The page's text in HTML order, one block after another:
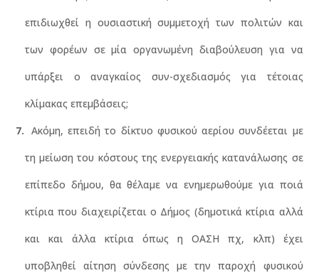
επιδιωχθεί η ουσιαστική συμμετοχή των πολιτών και
των φορέων σε μία οργανωμένη διαβούλευση για να
υπάρξει ο αναγκαίος συν-σχεδιασμός για τέτοιας
κλίμακας επεμβάσεις;
Ακόμη, επειδή το δίκτυο φυσικού αερίου συνδέεται με
τη μείωση του κόστους της ενεργειακής κατανάλωσης σε
επίπεδο δήμου, θα θέλαμε να ενημερωθούμε για ποιά
κτίρια που διαχειρίζεται ο Δήμος (δημοτικά κτίρια αλλά
και και άλλα κτίρια όπως η ΟΑΣΗ πχ, κλπ) έχει
υποβληθεί αίτηση σύνδεσης με την παροχή φυσικού